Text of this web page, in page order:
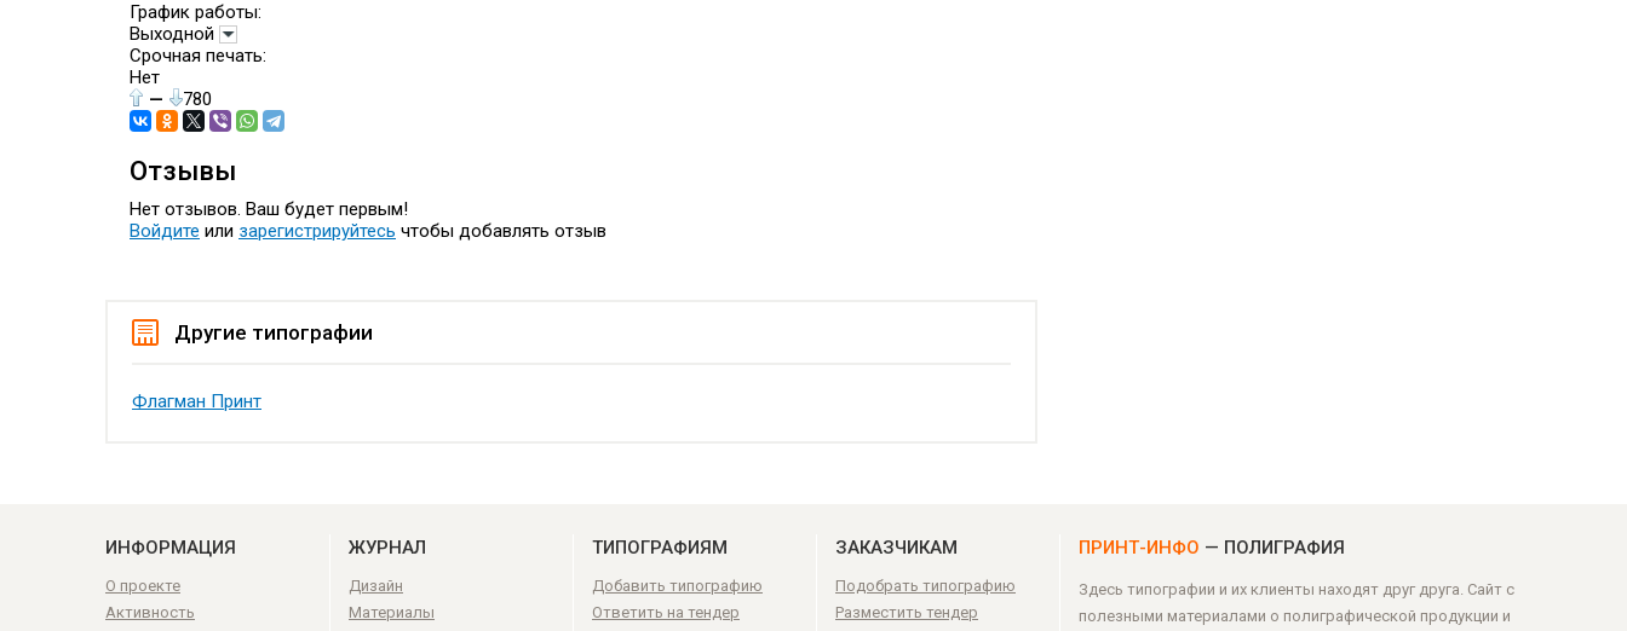
График работы:
Выходной
Срочная печать:
Нет
—
780
Отзывы
Нет отзывов. Ваш будет первым!
Войдите или зарегистрируйтесь чтобы добавлять отзыв
Другие типографии
Флагман Принт
ИНФОРМАЦИЯ
О проекте
Активность
ЖУРНАЛ
Дизайн
Материалы
ТИПОГРАФИЯМ
Добавить типографию
Ответить на тендер
ЗАКАЗЧИКАМ
Подобрать типографию
Разместить тендер
ПРИНТ-ИНФО — ПОЛИГРАФИЯ
Здесь типографии и их клиенты находят друг друга. Сайт с
полезными материалами о полиграфической продукции и